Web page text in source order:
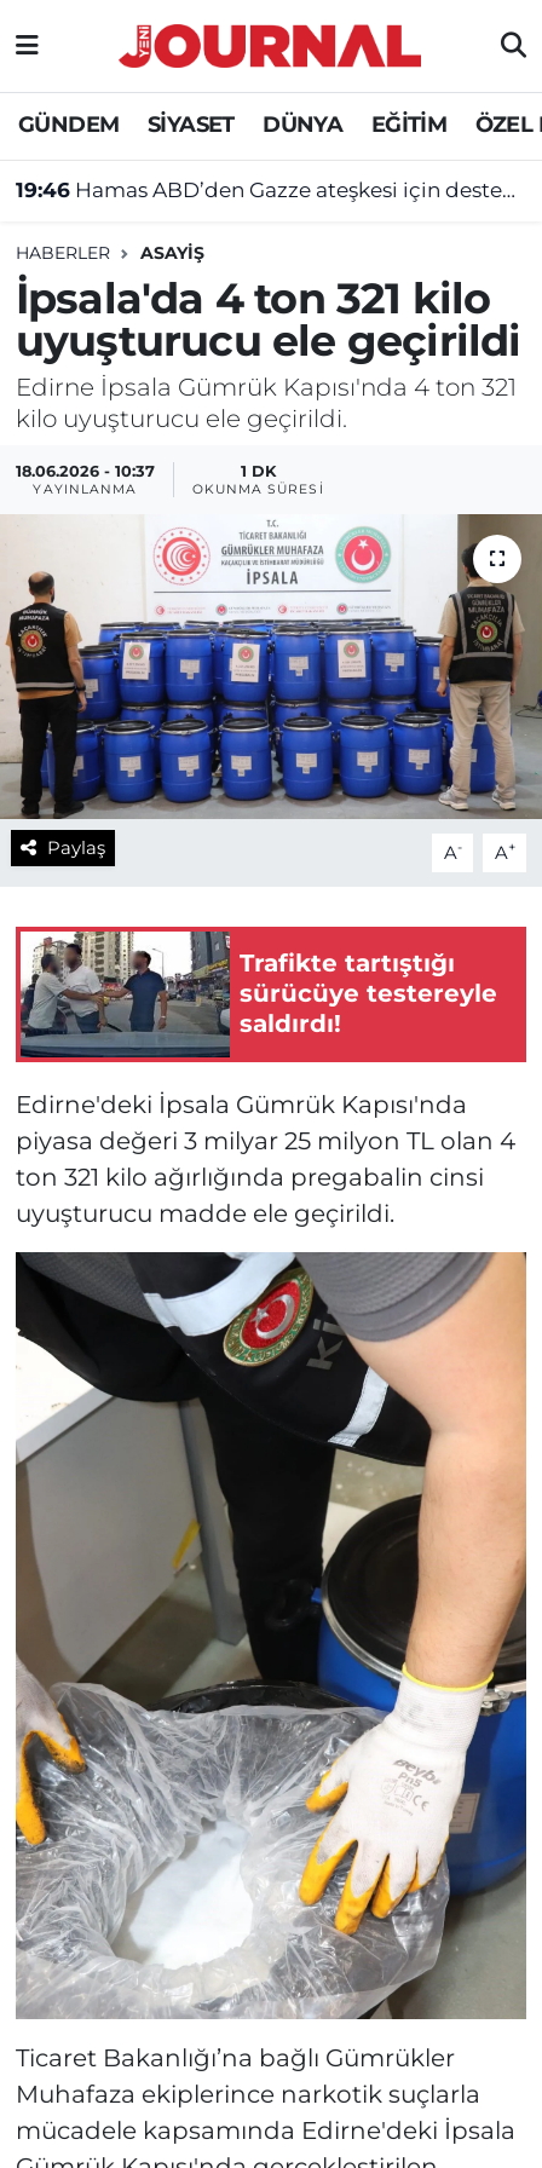
GÜNDEM SİYASET DÜNYA EĞİTİM ÖZEL
19:46 Hamas ABD’den Gazze ateşkesi için destek istedi
HABERLER ASAYİŞ
İpsala'da 4 ton 321 kilo
uyuşturucu ele geçirildi
Edirne İpsala Gümrük Kapısı'nda 4 ton 321
kilo uyuşturucu ele geçirildi.
18.06.2026 - 10:37
YAYINLANMA
1 DK
OKUNMA SÜRESI
Paylaş A- A+
Trafikte tartıştığı
sürücüye testereyle
saldırdı!
Edirne'deki İpsala Gümrük Kapısı'nda
piyasa değeri 3 milyar 25 milyon TL olan 4
ton 321 kilo ağırlığında pregabalin cinsi
uyuşturucu madde ele geçirildi.
Ticaret Bakanlığı’na bağlı Gümrükler
Muhafaza ekiplerince narkotik suçlarla
mücadele kapsamında Edirne'deki İpsala
GÜNDEM
SİYASET
DÜNYA
EĞİTİM
ÖZEL HABER
Nöbetçi Eczaneler
Hava Durumu
Süper Lig Puan Durumu ve Fikstür
Tüm Manşetler
Son Dakika Haberleri
Haber Arşivi